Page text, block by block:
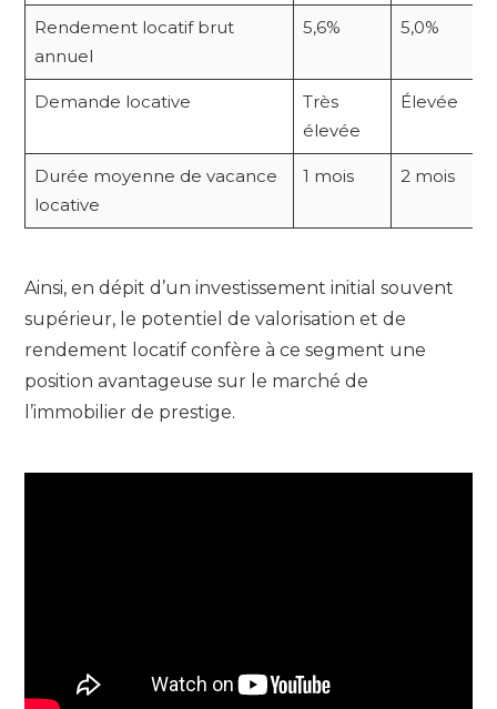
Rendement locatif brut
annuel
5,6% 5,0%
Demande locative
Très
élevée
Élevée
Durée moyenne de vacance
locative
1 mois 2 mois
Ainsi, en dépit d’un investissement initial souvent
supérieur, le potentiel de valorisation et de
rendement locatif confère à ce segment une
position avantageuse sur le marché de
l’immobilier de prestige.